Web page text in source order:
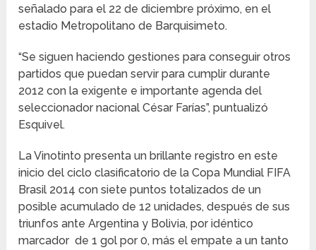
señalado para el 22 de diciembre próximo, en el
estadio Metropolitano de Barquisimeto.
“Se siguen haciendo gestiones para conseguir otros
partidos que puedan servir para cumplir durante
2012 con la exigente e importante agenda del
seleccionador nacional César Farías”, puntualizó
Esquivel.
La Vinotinto presenta un brillante registro en este
inicio del ciclo clasificatorio de la Copa Mundial FIFA
Brasil 2014 con siete puntos totalizados de un
posible acumulado de 12 unidades, después de sus
triunfos ante Argentina y Bolivia, por idéntico
marcador de 1 gol por 0, más el empate a un tanto